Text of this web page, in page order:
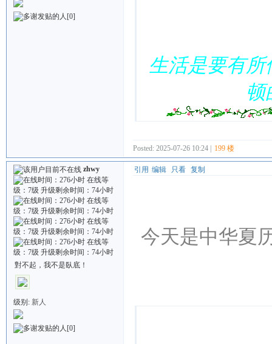
[0]
生活是要有
顿
Posted: 2025-07-26 10:24 | 199 楼
zhwy
對不起，我不是臥底！
级别: 新人
[0]
引用 编辑 只看 复制
今天是中华夏